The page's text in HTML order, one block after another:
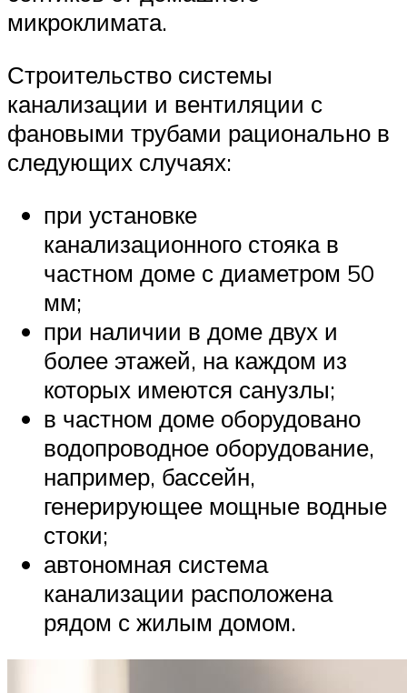
микроклимата.
Строительство системы
канализации и вентиляции с
фановыми трубами рационально в
следующих случаях:
при установке
канализационного стояка в
частном доме с диаметром 50
мм;
при наличии в доме двух и
более этажей, на каждом из
которых имеются санузлы;
в частном доме оборудовано
водопроводное оборудование,
например, бассейн,
генерирующее мощные водные
стоки;
автономная система
канализации расположена
рядом с жилым домом.